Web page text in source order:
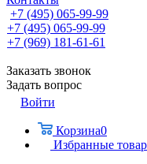
+7 (495) 065-99-99
+7 (495) 065-99-99
+7 (969) 181-61-61
Заказать звонок
Задать вопрос
Войти
Корзина0
Избранные